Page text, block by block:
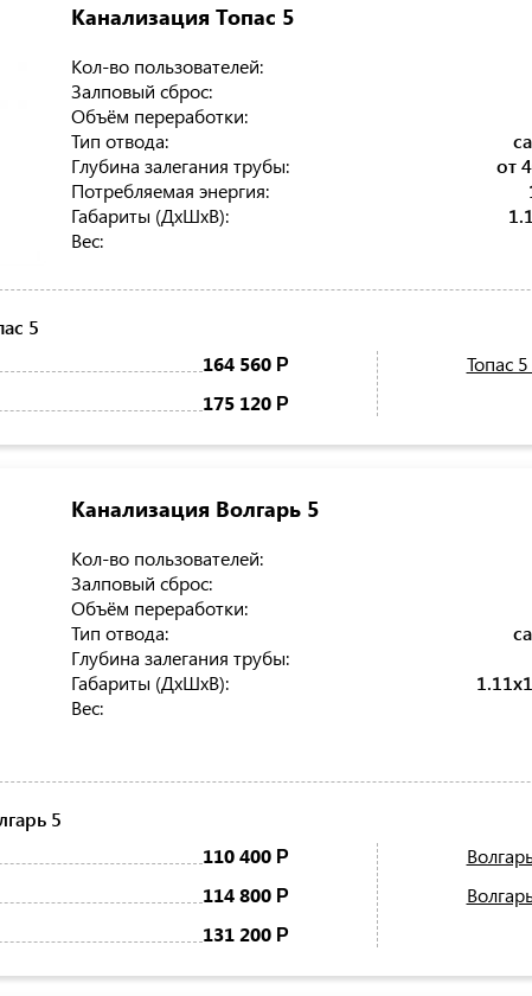
Канализация Топас 5
Кол-во пользователей:
Залповый сброс:
Объём переработки:
Тип отвода:
Глубина залегания трубы:
от
Потребляемая энергия:
Габариты (ДхШхВ):
Вес:
5
164 560 Р
175 120 Р
Топас
Канализация Волгарь 5
Кол-во пользователей:
Залповый сброс:
Объём переработки:
Тип отвода:
Глубина залегания трубы:
Габариты (ДхШхВ):
Вес:
5
110 400 Р
114 800 Р
131 200 Р